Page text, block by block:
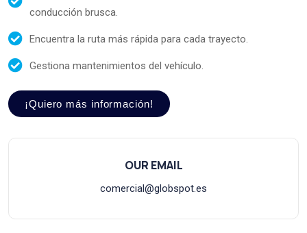
conducción brusca.
Encuentra la ruta más rápida para cada trayecto.
Gestiona mantenimientos del vehículo.
¡Quiero más información!
OUR EMAIL
comercial@globspot.es